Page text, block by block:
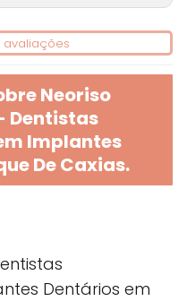
avaliações
Neoriso
Dentistas
Implantes
De Caxias.
Dentários em